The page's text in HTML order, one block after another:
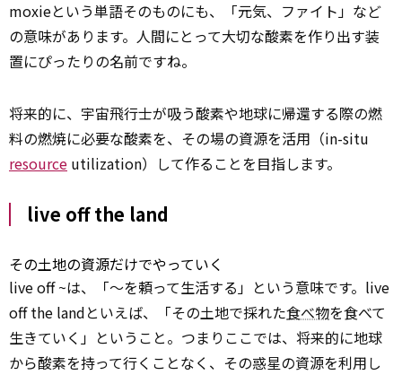
moxieという単語そのものにも、「元気、ファイト」など
の意味があります。人間にとって大切な酸素を作り出す装
置にぴったりの名前ですね。
将来的に、宇宙飛行士が吸う酸素や地球に帰還する際の燃
料の燃焼に必要な酸素を、その場の資源を活用（in-situ
resource utilization）して作ることを目指します。
live off the land
その土地の資源だけでやっていく
live off ~は、「～を頼って生活する」という意味です。live
off the landといえば、「その土地で採れた食べ物を食べて
生きていく」ということ。つまりここでは、将来的に地球
から酸素を持って行くことなく、その惑星の資源を利用し